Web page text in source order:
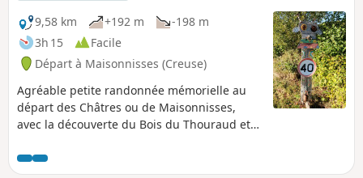
9,58 km
+192 m
-198 m
3h 15
Facile
Départ à Maisonnisses (Creuse)
Agréable petite randonnée mémorielle au
départ des Châtres ou de Maisonnisses,
avec la découverte du Bois du Thouraud et
mémoire de maquisards disparus le 7